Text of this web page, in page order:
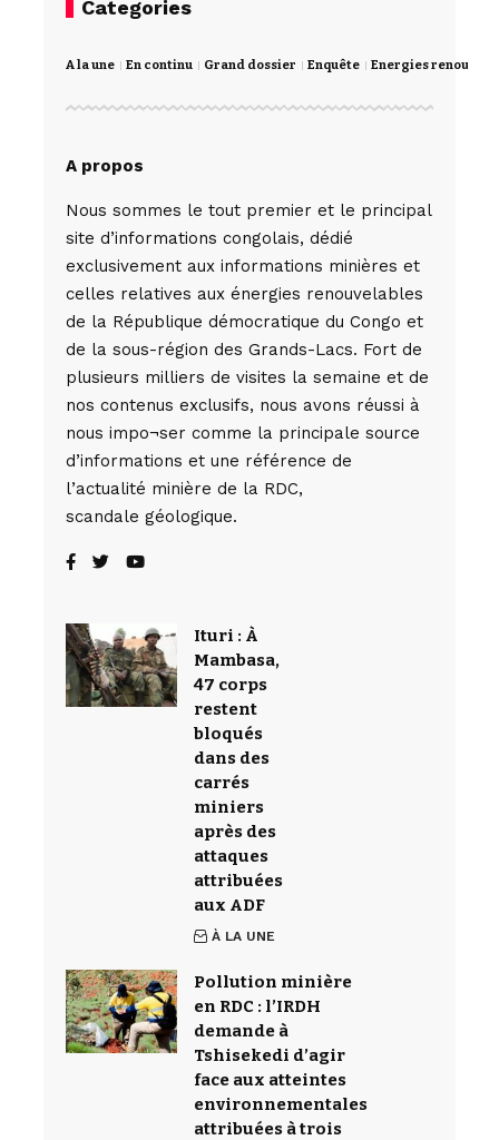
Categories
A la une En continu Grand dossier Enquête Energies
A propos
Nous sommes le tout premier et le principal
site d’informations congolais, dédié
exclusivement aux informations minières et
celles relatives aux énergies renouvelables
de la République démocratique du Congo et
de la sous-région des Grands-Lacs. Fort de
plusieurs milliers de visites la semaine et de
nos contenus exclusifs, nous avons réussi à
nous impo¬ser comme la principale source
d’informations et une référence de
l’actualité minière de la RDC,
scandale géologique.
Ituri : À
Mambasa,
47 corps
restent
bloqués
dans des
carrés
miniers
après des
attaques
attribuées
aux ADF
À LA UNE
Pollution minière
en RDC : l’IRDH
demande à
Tshisekedi d’agir
face aux atteintes
environnementales
attribuées à trois